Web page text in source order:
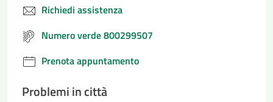
Richiedi assistenza
Numero verde 800299507
Prenota appuntamento
Problemi in città